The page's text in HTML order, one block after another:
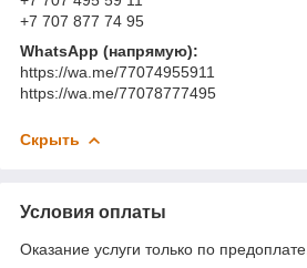
+7 707 877 74 95
WhatsApp (напрямую):
https://wa.me/77074955911
https://wa.me/77078777495
Скрыть
Условия оплаты
Оказание услуги только по предоплате.